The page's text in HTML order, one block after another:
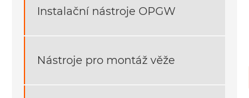
Instalační nástroje OPGW
Nástroje pro montáž věže